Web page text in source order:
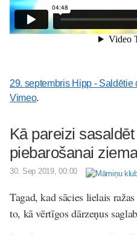
29. septembris Hipp - Saldētie
Vimeo.
Kā pareizi
piebarošanai
30. Sep 2019, 00:00
Tagad, kad sācies lielais
to, kā vērtīgos dārzeņus